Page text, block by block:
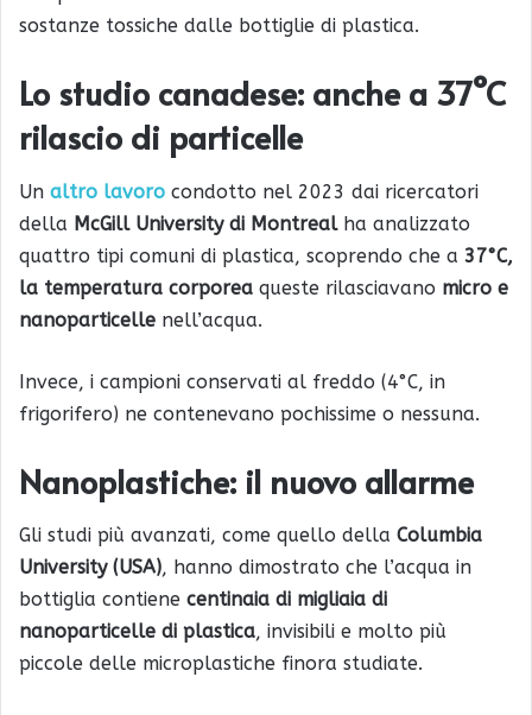
sostanze tossiche dalle bottiglie di plastica.
Lo studio canadese: anche a 37°C
rilascio di particelle
Un altro lavoro condotto nel 2023 dai ricercatori
della McGill University di Montrealha analizzato
quattro tipi comuni di plastica, scoprendo che a 37°C,
la temperatura corporea queste rilasciavano micro e
nanoparticelle nell’acqua.
Invece, i campioni conservati al freddo (4°C, in
frigorifero) ne contenevano pochissime o nessuna.
Nanoplastiche: il nuovo allarme
Gli studi più avanzati, come quello della Columbia
University (USA), hanno dimostrato che l’acqua in
bottiglia contiene centinaia di migliaia di
nanoparticelle di plastica, invisibili e molto più
piccole delle microplastiche finora studiate.